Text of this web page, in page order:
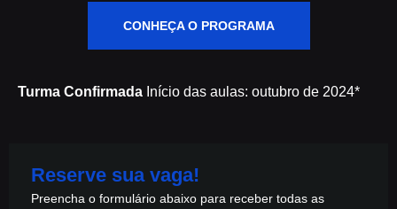
CONHEÇA O PROGRAMA
Turma Confirmada Início das aulas: outubro de 2024*
Reserve sua vaga!
Preencha o formulário abaixo para receber todas as